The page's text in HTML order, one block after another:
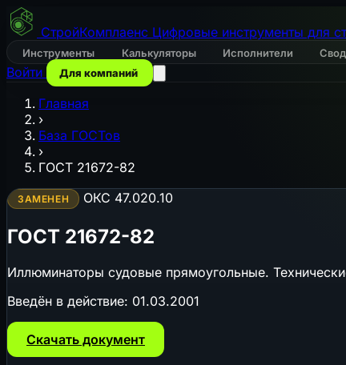
СтройКомплаенс Цифровые инструменты для
Инструменты Калькуляторы Исполнители
Войти Для компаний
Главная
›
База ГОСТов
›
ГОСТ 21672-82
ЗАМЕНЕН ОКС 47.020.10
ГОСТ 21672-82
Иллюминаторы судовые прямоугольные.
Введён в действие: 01.03.2001
Скачать документ